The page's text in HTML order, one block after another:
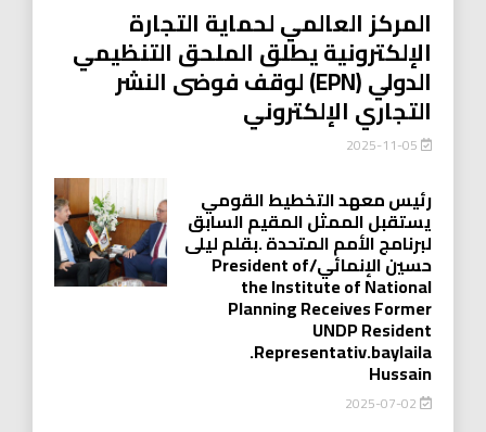
المركز العالمي لحماية التجارة
الإلكترونية يطلق الملحق التنظيمي
الدولي (EPN) لوقف فوضى النشر
التجاري الإلكتروني
رئيس معهد التخطيط القومي
يستقبل الممثل المقيم السابق
لبرنامج الأمم المتحدة .بقلم ليلى
حسين الإنمائي/President of
the Institute of National
Planning Receives Former
UNDP Resident
.Representativ.baylaila
Hussain
2025-07-02